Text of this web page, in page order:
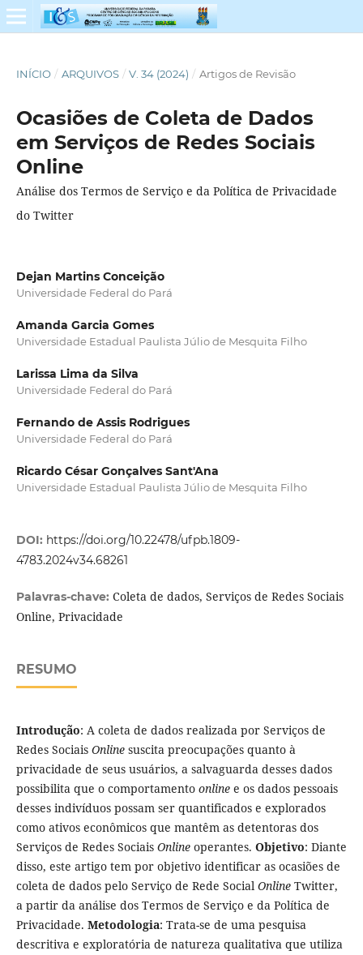
INÍCIO / ARQUIVOS / V. 34 (2024) / Artigos de Revisão
Ocasiões de Coleta de Dados
em Serviços de Redes Sociais
Online
Análise dos Termos de Serviço e da Política de Privacidade
do Twitter
Dejan Martins Conceição
Universidade Federal do Pará
Amanda Garcia Gomes
Universidade Estadual Paulista Júlio de Mesquita Filho
Larissa Lima da Silva
Universidade Federal do Pará
Fernando de Assis Rodrigues
Universidade Federal do Pará
Ricardo César Gonçalves Sant'Ana
Universidade Estadual Paulista Júlio de Mesquita Filho
DOI: https://doi.org/10.22478/ufpb.1809-
4783.2024v34.68261
Palavras-chave: Coleta de dados, Serviços de Redes Sociais
Online, Privacidade
RESUMO
Introdução: A coleta de dados realizada por Serviços de
Redes Sociais Onlinesuscita preocupações quanto à
privacidade de seus usuários, a salvaguarda desses dados
possibilita que o comportamento online e os dados pessoais
desses indivíduos possam ser quantificados e explorados
como ativos econômicos que mantêm as detentoras dos
Serviços de Redes Sociais Online operantes. Objetivo: Diante
disso, este artigo tem por objetivo identificar as ocasiões de
coleta de dados pelo Serviço de Rede Social Online Twitter,
a partir da análise dos Termos de Serviço e da Política de
Privacidade. Metodologia: Trata-se de uma pesquisa
descritiva e exploratória de natureza qualitativa que utiliza